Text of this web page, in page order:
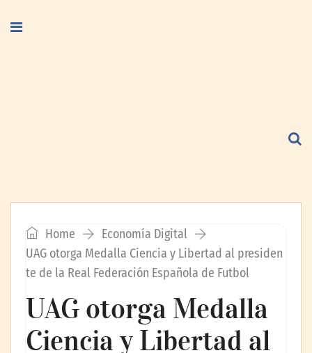
Home
Economía Digital
UAG otorga Medalla Ciencia y Libertad al presiden
te de la Real Federación Española de Futbol
UAG otorga Medalla
Ciencia y Libertad al